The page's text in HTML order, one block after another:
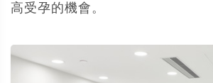
高受孕的機會。